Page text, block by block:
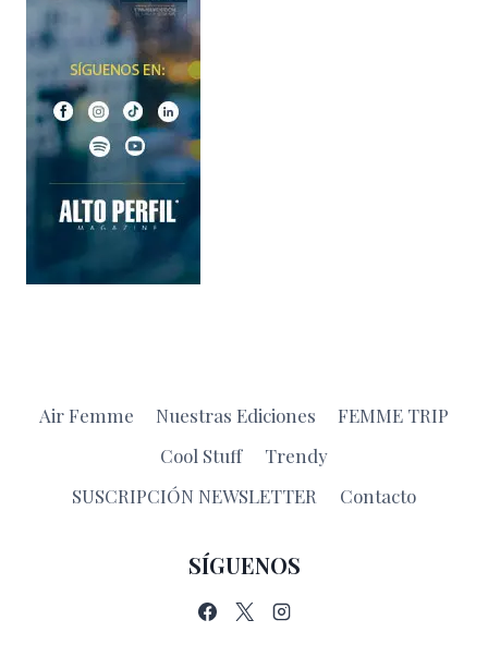
Air Femme Nuestras Ediciones
FEMME TRIP
Cool Stuff
Trendy
SUSCRIPCIÓN NEWSLETTER
Contacto
SÍGUENOS